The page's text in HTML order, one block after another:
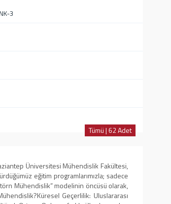
3
Tümü | 62 Adet
Üniversitesi Mühendislik Fakültesi,
eğitim programlarımızla; sadece
Mühendislik” modelinin öncüsü olarak,
​Küresel Geçerlilik: Uluslararası